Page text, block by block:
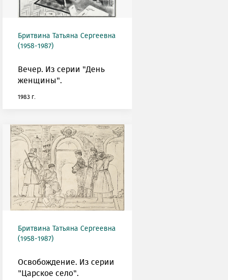
Бритвина Татьяна Сергеевна
(1958-1987)
Вечер. Из серии "День
женщины".
1983 г.
Бритвина Татьяна Сергеевна
(1958-1987)
Освобождение. Из серии
"Царское село".